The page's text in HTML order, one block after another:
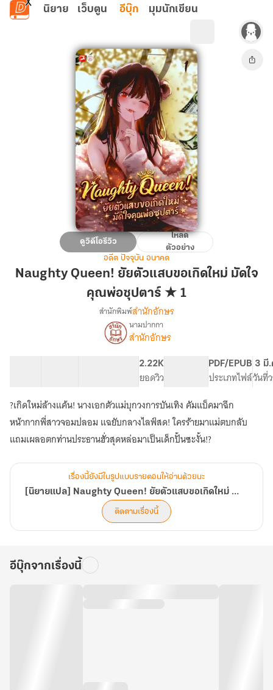
ข้ามไปยังเนื้อหาหลัก
นิยาย เว็บตูน อีบุ๊ก มุมนักเขียน
Naughty
Queen!
ยัย
ตัว
แสบ
มัด
คุณ
พ่อ
ซุป
ตาร์
★
ดูวิดีโอรีวิว
โหลด
ตัวอย่าง
อดีต ปัจจุบัน อนาคต
Naughty Queen! ยัยตัวแสบขอเกิดใหม่ มัดใจ
คุณพ่อซุปตาร์ ★ 1
เรื่อง[นิยาย
แปล]
Naughty
Queen!
ยัย
ตัว
แสบ
ขอ
เกิด
ใหม่
ใจ
คุณ
พ่อ
ซุป
ตาร์
★
สำนักพิมพ์สำนักอักษร
นามปากกา
สำนักอักษร
2.22K
ยอดวิว
PDF/EPUB
ประเภทไฟล์
3 มี
วันที่
?เกิดใหม่ล้างแค้น! นางเอกตัวแม่บุกวงการบันเทิง คัมแบ็คมาฉีก
หน้ากากพี่สาวจอมปลอม แฉยับกลางไลฟ์สด! ใครร้ายมาแม่ตบกลับ
แถมเผลอตกท่านประธานฮั่วสุดหล่อมาเป็นเด็กปั้นซะงั้น!?
เรื่องนี้ยังมีในรูปแบบรายตอนให้อ่านด้วยนะ
[นิยายแปล] Naughty Queen! ยัยตัวแสบขอเกิดใหม่ มัดใจคุณพ่อซุปตาร์ ★
ติดตามเรื่องนี้
อีบุ๊กจากเรื่องนี้